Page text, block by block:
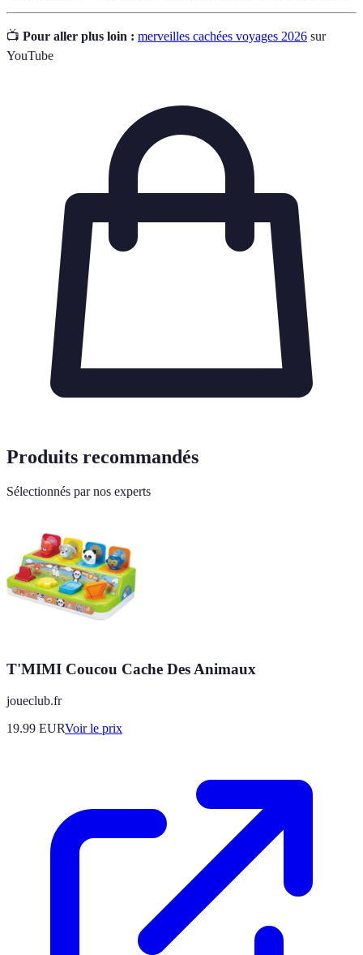
📺 Pour aller plus loin : merveilles cachées voyages 2026 sur
YouTube
Produits recommandés
Sélectionnés par nos experts
T'MIMI Coucou Cache Des Animaux
joueclub.fr
19.99 EURVoir le prix